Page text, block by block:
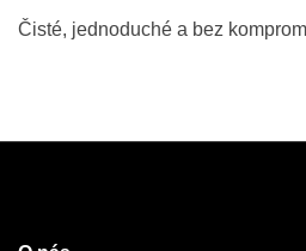
Čisté, jednoduché a bez